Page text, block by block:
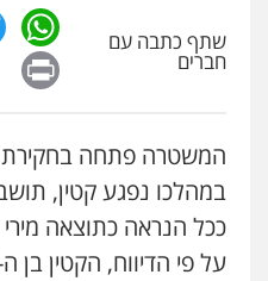
עו"ד ראוף
עורכי
דוד אפרים
פלילי צווארון
שתף כתבה עם
חברים
המשטרה פתחה בחקירת
במהלכו נפגע קטין,
ככל הנראה כתוצאה
משפט
משפט פלילי
עו"ד עלי